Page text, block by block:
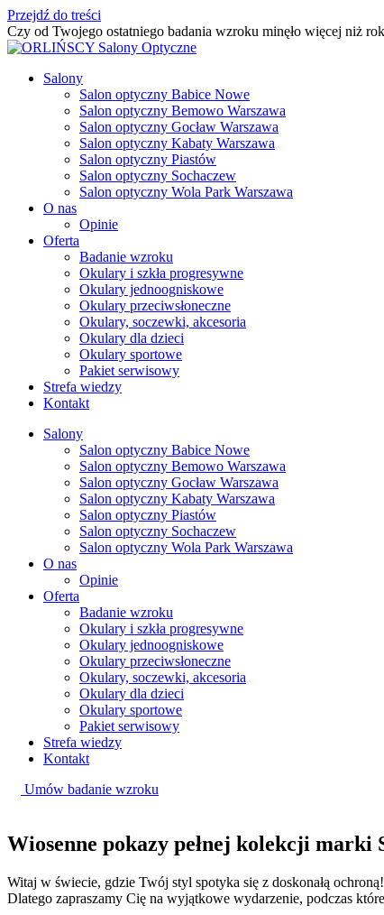
Przejdź do treści
Czy od Twojego ostatniego badania wzroku minęło więcej niż
Salony
Salon optyczny Babice Nowe
Salon optyczny Bemowo Warszawa
Salon optyczny Gocław Warszawa
Salon optyczny Kabaty Warszawa
Salon optyczny Piastów
Salon optyczny Sochaczew
Salon optyczny Wola Park Warszawa
O nas
Opinie
Oferta
Badanie wzroku
Okulary i szkła progresywne
Okulary jednoogniskowe
Okulary przeciwsłoneczne
Okulary, soczewki, akcesoria
Okulary dla dzieci
Okulary sportowe
Pakiet serwisowy
Strefa wiedzy
Kontakt
Salony
Salon optyczny Babice Nowe
Salon optyczny Bemowo Warszawa
Salon optyczny Gocław Warszawa
Salon optyczny Kabaty Warszawa
Salon optyczny Piastów
Salon optyczny Sochaczew
Salon optyczny Wola Park Warszawa
O nas
Opinie
Oferta
Badanie wzroku
Okulary i szkła progresywne
Okulary jednoogniskowe
Okulary przeciwsłoneczne
Okulary, soczewki, akcesoria
Okulary dla dzieci
Okulary sportowe
Pakiet serwisowy
Strefa wiedzy
Kontakt
Umów badanie wzroku
Wiosenne pokazy pełnej kolekcji marki
Witaj w świecie, gdzie Twój styl spotyka się z doskonałą
Dlatego zapraszamy Cię na wyjątkowe wydarzenie, podczas